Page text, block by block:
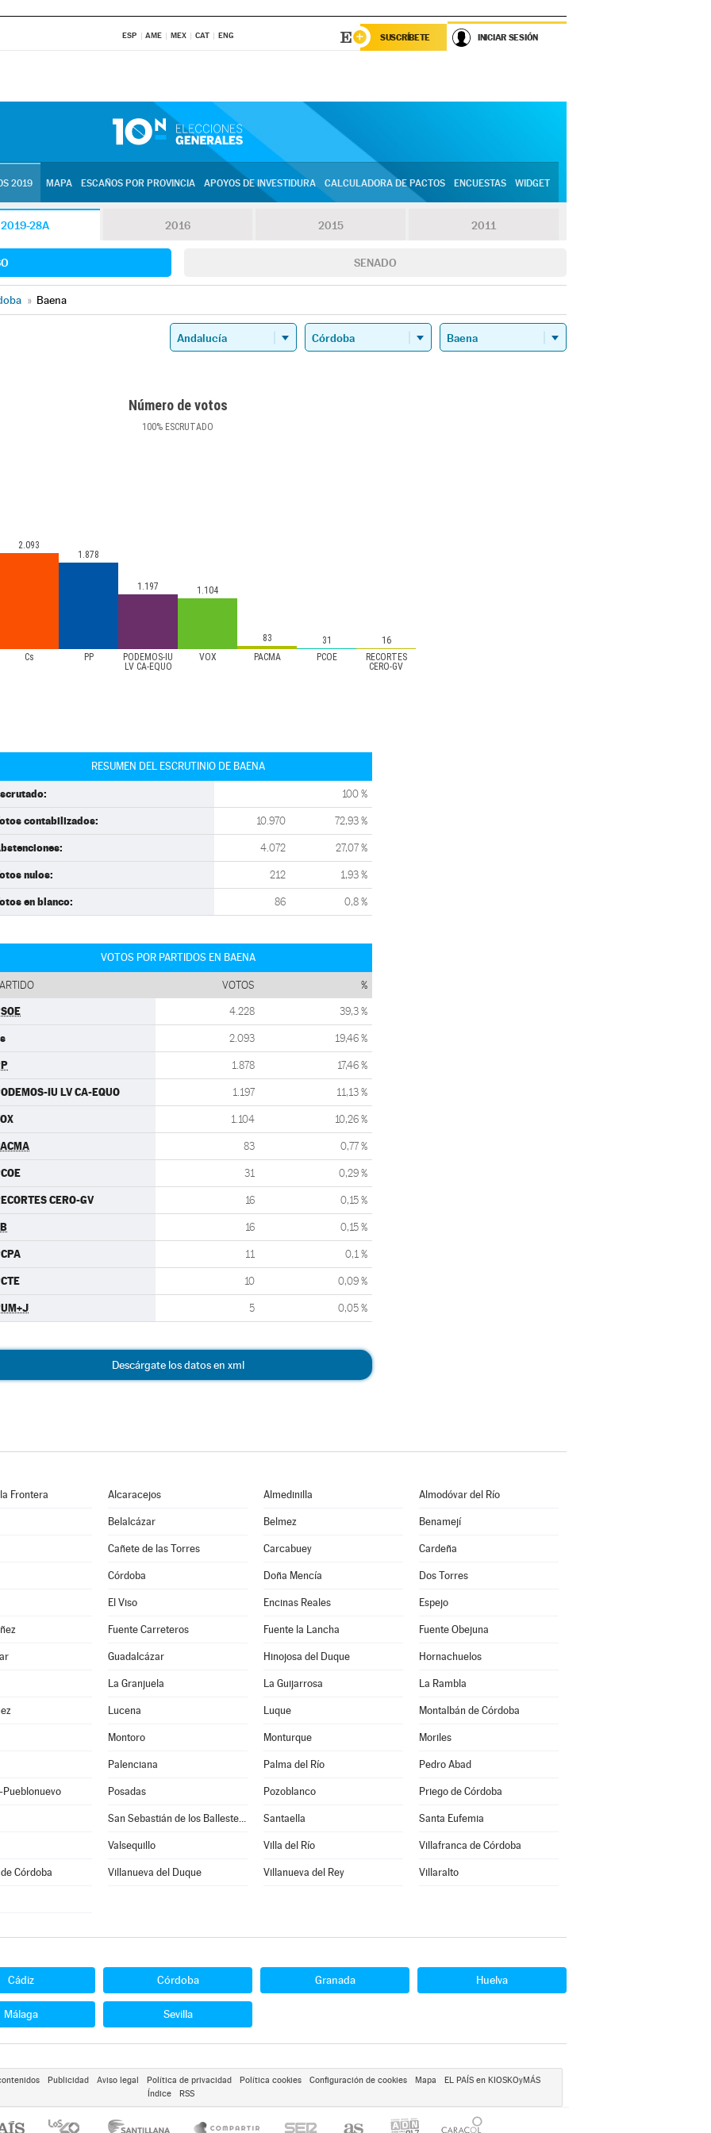
ESP AME MEX CAT ENG SUSCRÍBETE INICIAR SESIÓN
2019 MAPA ESCAÑOS POR PROVINCIA APOYOS DE INVESTIDURA CALCULADORA DE PACTOS ENCUESTAS WIDGET
2019-28A 2016 2015 2011
SENADO
» Baena
Número de votos
100% ESCRUTADO
Cs PP
PODEMOS-IU
LV CA-EQUO
VOX PACMA PCOE
RECORTES
CERO-GV
2.093
1.878
1.197 1.104
83 31 16
RESUMEN DEL ESCRUTINIO DE BAENA
100 %
contabilizados: 10.970 72,93 %
4.072 27,07 %
nulos: 212 1,93 %
en blanco: 86 0,8 %
VOTOS POR PARTIDOS EN BAENA
VOTOS %
4.228 39,3 %
2.093 19,46 %
1.878 17,46 %
IU LV CA-EQUO 1.197 11,13 %
1.104 10,26 %
83 0,77 %
31 0,29 %
CERO-GV 16 0,15 %
16 0,15 %
11 0,1 %
10 0,09 %
5 0,05 %
Descárgate los datos en xml
Frontera Alcaracejos Almedinilla Almodóvar del Río
Belalcázar Belmez Benamejí
Cañete de las Torres Carcabuey Cardeña
Córdoba Doña Mencía Dos Torres
El Viso Encinas Reales Espejo
Fuente Carreteros Fuente la Lancha Fuente Obejuna
Guadalcázar Hinojosa del Duque Hornachuelos
La Granjuela La Guijarrosa La Rambla
Lucena Luque Montalbán de Córdoba
Montoro Monturque Moriles
Palenciana Palma del Río Pedro Abad
Posadas Pozoblanco Priego de Córdoba
San Sebastián de los Ballesteros Santaella Santa Eufemia
Valsequillo Villa del Río Villafranca de Córdoba
Córdoba Villanueva del Duque Villanueva del Rey Villaralto
Cádiz Córdoba Granada Huelva
Málaga Sevilla
Publicidad Aviso legal Política de privacidad Política cookies Configuración de cookies Mapa
EL PAÍS en KIOSKOyMÁS
Índice
RSS